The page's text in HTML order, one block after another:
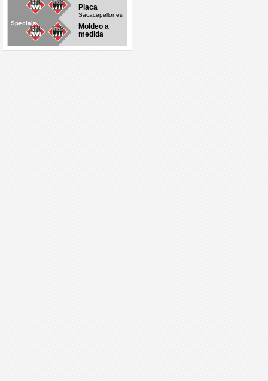
Placa
Sacacepellones
Specials
Moldeo a
medida